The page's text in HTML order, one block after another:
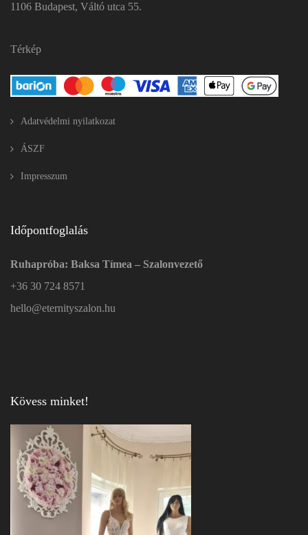
1106 Budapest, Váltó utca 55.
Térkép
Adatvédelmi nyilatkozat
ÁSZF
Impresszum
Időpontfoglalás
Ruhapróba: Baksa Tímea – Szalonvezető
+36 30 724 8571
hello@eternityszalon.hu
Kövess minket!